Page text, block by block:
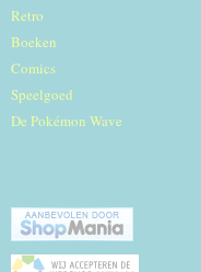
Retro
Boeken
Comics
Speelgoed
De Pokémon Wave